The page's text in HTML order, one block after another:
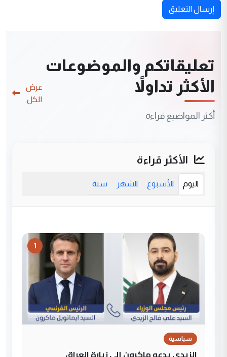
إرسال التعليق
تعليقاتكم والموضوعات
الأكثر تداولاً
أكثر المواضيع قراءة
عرض
الكل
الأكثر قراءة
اليوم الأسبوع الشهر سنة
1
سياسية